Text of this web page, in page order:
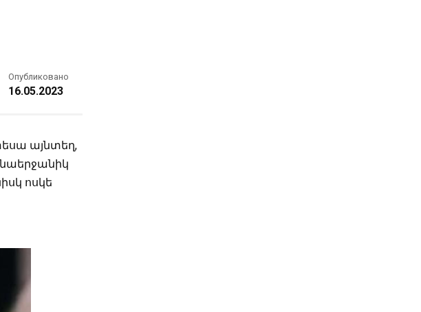
Опубликовано
16.05.2023
այնտեղ,
ոսկե